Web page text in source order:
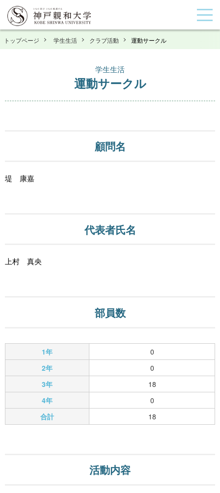
トップページ 学生生活 クラブ活動 運動サークル
学生生活
運動サークル
顧問名
堤 康嘉
代表者氏名
上村 真央
部員数
1年
0
2年
0
3年
18
4年
0
合計
18
活動内容